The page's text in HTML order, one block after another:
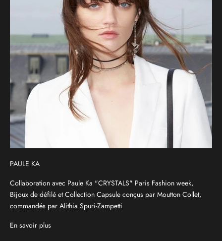
PAULE KA
Collaboration avec Paule Ka "CRYSTALS" Paris Fashion week,
Bijoux de défilé et Collection Capsule conçus par Moutton Collet,
commandés par Alithia Spuri-Zampetti
En savoir plus